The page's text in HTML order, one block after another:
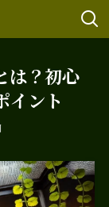
は？初心
イント